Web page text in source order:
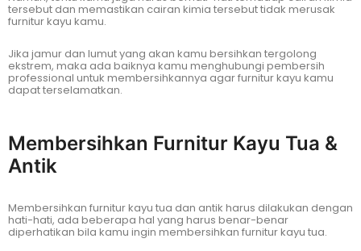
tersebut dan memastikan cairan kimia tersebut tidak merusak
furnitur kayu kamu.
Jika jamur dan lumut yang akan kamu bersihkan tergolong
ekstrem, maka ada baiknya kamu menghubungi pembersih
professional untuk membersihkannya agar furnitur kayu kamu
dapat terselamatkan.
Membersihkan Furnitur Kayu Tua &
Antik
Membersihkan furnitur kayu tua dan antik harus dilakukan dengan
hati-hati, ada beberapa hal yang harus benar-benar
diperhatikan bila kamu ingin membersihkan furnitur kayu tua.